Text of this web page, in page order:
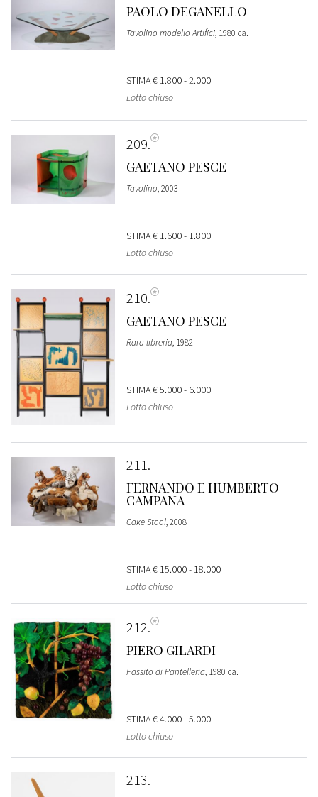
PAOLO DEGANELLO
Tavolino modello Artifici, 1980 ca.
STIMA€ 1.800 - 2.000
Lotto chiuso
209
GAETANO PESCE
Tavolino, 2003
STIMA€ 1.600 - 1.800
Lotto chiuso
210
GAETANO PESCE
Rara libreria, 1982
STIMA€ 5.000 - 6.000
Lotto chiuso
211
FERNANDO E HUMBERTO
CAMPANA
Cake Stool, 2008
STIMA€ 15.000 - 18.000
Lotto chiuso
212
PIERO GILARDI
Passito di Pantelleria, 1980 ca.
STIMA€ 4.000 - 5.000
Lotto chiuso
213